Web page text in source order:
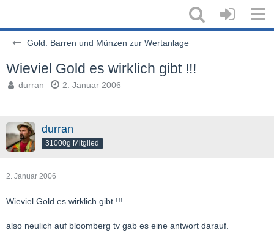
Gold: Barren und Münzen zur Wertanlage
Wieviel Gold es wirklich gibt !!!
durran 2. Januar 2006
durran
31000g Mitglied
2. Januar 2006
Wieviel Gold es wirklich gibt !!!
also neulich auf bloomberg tv gab es eine antwort darauf.